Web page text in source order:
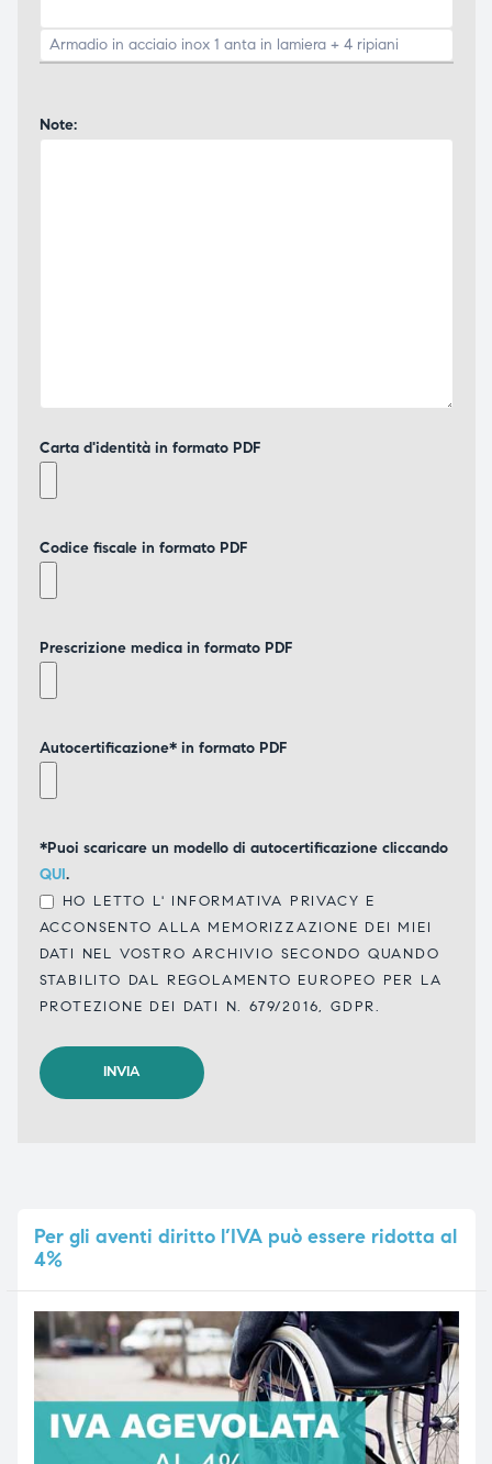
Note:
Carta d'identità in formato PDF
Codice fiscale in formato PDF
Prescrizione medica in formato PDF
Autocertificazione* in formato PDF
*Puoi scaricare un modello di autocertificazione cliccando
QUI.
HO LETTO L' INFORMATIVA PRIVACY E
ACCONSENTO ALLA MEMORIZZAZIONE DEI MIEI
DATI NEL VOSTRO ARCHIVIO SECONDO QUANDO
STABILITO DAL REGOLAMENTO EUROPEO PER LA
PROTEZIONE DEI DATI N. 679/2016, GDPR.
Pergli aventi diritto l’IVA può essere ridotta al
4%